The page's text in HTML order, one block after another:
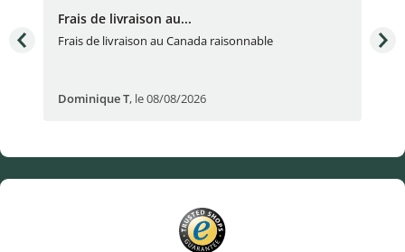
Frais de livraison au...
Frais de livraison au Canada raisonnable
Dominique T, le 08/08/2026